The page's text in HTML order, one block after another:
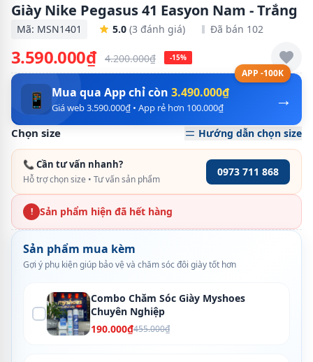
Giày Nike Pegasus 41 Easyon Nam - Trắng
Mã: MSN1401 5.0 (3 đánh giá) Đã bán 102
3.590.000₫ 4.200.000₫ -15%
APP -100K
→
📱 Mua qua App chỉ còn 3.490.000₫
Giá web 3.590.000₫ • App rẻ hơn 100.000₫
Chọn size Hướng dẫn chọn size
📞 Cần tư vấn nhanh?
Hỗ trợ chọn size • Tư vấn sản phẩm
0973 711 868
! Sản phẩm hiện đã hết hàng
Sản phẩm mua kèm
Gợi ý phụ kiện giúp bảo vệ và chăm sóc đôi giày tốt hơn
Combo Chăm Sóc Giày Myshoes
Chuyên Nghiệp
190.000₫455.000₫